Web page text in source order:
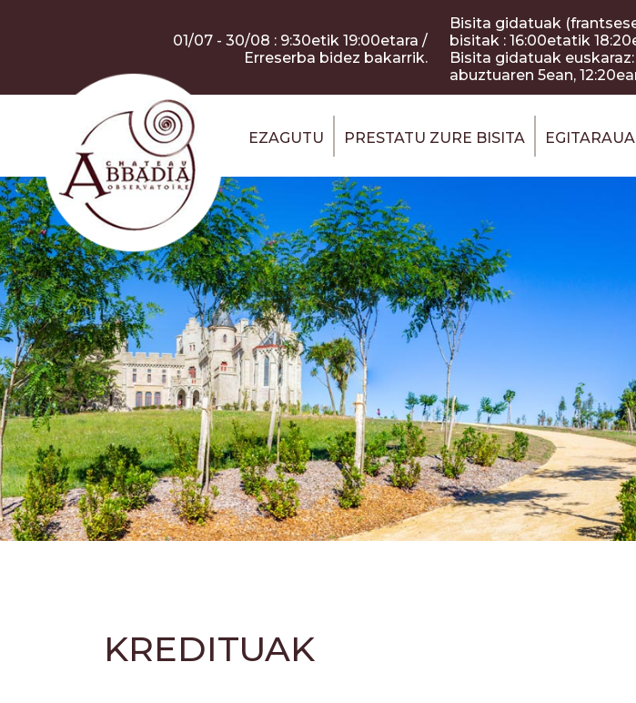
01/07 - 30/08 : 9:30etik 19:00etara /
Erreserba bidez bakarrik.
Bisita gidatuak
bisitak : 16:00etatik
Bisita gidatuak
abuztuaren 5ean,
EZAGUTU PRESTATU ZURE BISITA EGITARAUA
KREDITUAK